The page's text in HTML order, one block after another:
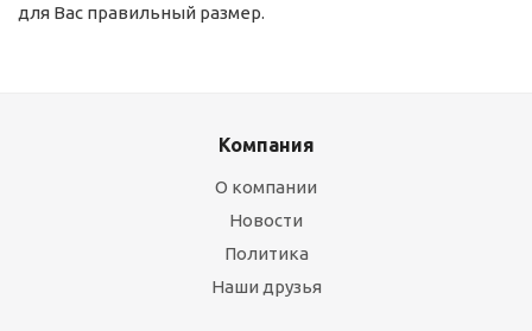
для Вас правильный размер.
Компания
О компании
Новости
Политика
Наши друзья